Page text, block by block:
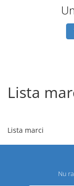
Lista
Lista marci
Nu